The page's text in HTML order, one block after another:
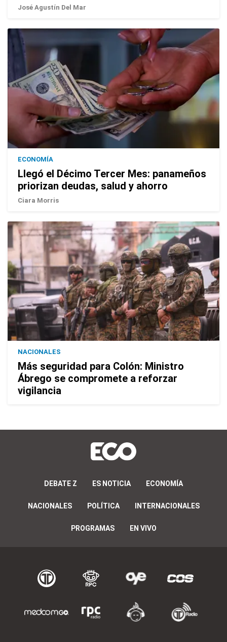
José Agustín Del Mar
ECONOMÍA
Llegó el Décimo Tercer Mes: panameños
priorizan deudas, salud y ahorro
Ciara Morris
NACIONALES
Más seguridad para Colón: Ministro
Ábrego se compromete a reforzar
vigilancia
DEBATE Z ES NOTICIA ECONOMÍA
NACIONALES POLÍTICA INTERNACIONALES
PROGRAMAS EN VIVO